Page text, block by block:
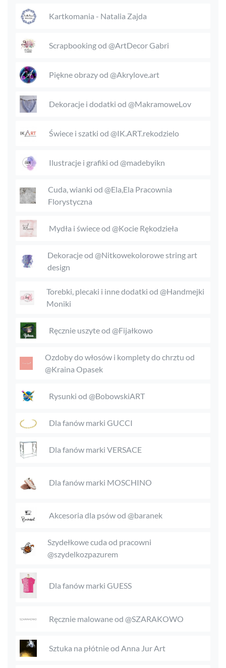
Kartkomania - Natalia Zajda
Scrapbooking od @ArtDecor Gabri
Piękne obrazy od @Akrylove.art
Dekoracje i dodatki od @MakramoweLov
Świece i szatki od @IK.ART.rekodzielo
Ilustracje i grafiki od @madebyikn
Cuda, wianki od @Ela,Ela Pracownia
Florystyczna
Mydła i świece od @Kocie Rękodzieła
Dekoracje od @Nitkowekolorowe string art
design
Torebki, plecaki i inne dodatki od @Handmejki
Moniki
Ręcznie uszyte od @Fijałkowo
Ozdoby do włosów i komplety do chrztu od
@Kraina Opasek
Rysunki od @BobowskiART
Dla fanów marki GUCCI
Dla fanów marki VERSACE
Dla fanów marki MOSCHINO
Akcesoria dla psów od @baranek
Szydełkowe cuda od pracowni
@szydelkozpazurem
Dla fanów marki GUESS
Ręcznie malowane od @SZARAKOWO
Sztuka na płótnie od Anna Jur Art